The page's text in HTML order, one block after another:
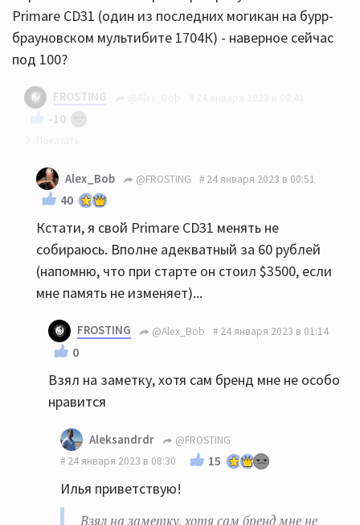
Primare CD31 (один из последних могикан на бурр-
брауновском мультибите 1704К) - наверное сейчас
под 100?
FROSTING
-10
Примар 31ый висит один за 60 рублей
Alex_Bob @FROSTING 24 января 2023 в 00:51
40
Кстати, я свой Primare CD31 менять не
собираюсь. Вполне адекватный за 60 рублей
(напомню, что при старте он стоил $3500, если
мне память не изменяет)...
FROSTING @Alex_Bob 24 января 2023 в 01:14
0
Взял на заметку, хотя сам бренд мне не особо
нравится
Aleksandrdr
@FROSTING
24 января 2023 в 08:30
15
Илья приветствую!
Взял на заметку, хотя сам бренд мне не